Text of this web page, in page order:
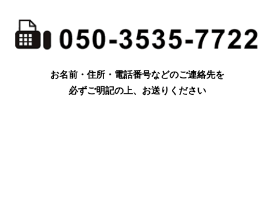
お名前・住所・電話番号などのご連絡先を
必ずご明記の上、お送りください